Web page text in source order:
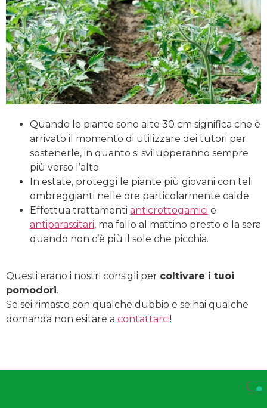
Quando le piante sono alte 30 cm significa che è
arrivato il momento di utilizzare dei tutori per
sostenerle, in quanto si svilupperanno sempre
più verso l’alto.
In estate, proteggi le piante più giovani con teli
ombreggianti nelle ore particolarmente calde.
Effettua trattamenti anticrottogamici e
antiparassitari, ma fallo al mattino presto o la sera
quando non c’è più il sole che picchia.
Questi erano i nostri consigli per coltivare i tuoi
pomodori.
Se sei rimasto con qualche dubbio e se hai qualche
domanda non esitare a contattarci!